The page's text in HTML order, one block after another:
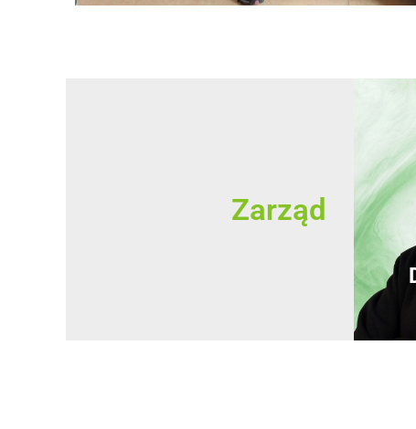
Zarząd